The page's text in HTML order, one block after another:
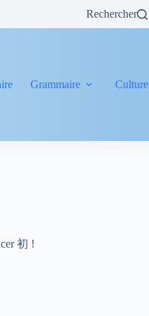
Rechercher
Grammaire Culture
初 !